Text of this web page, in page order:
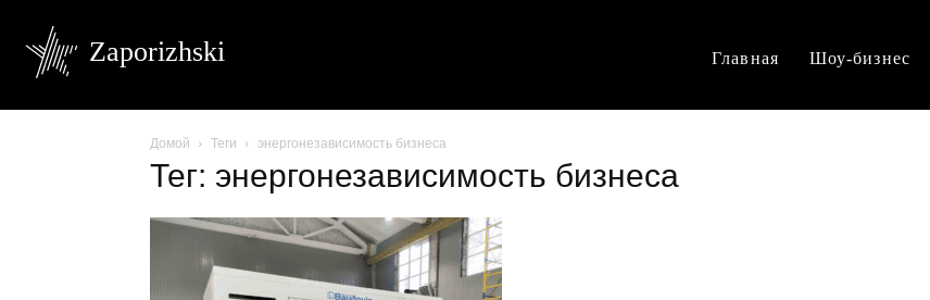
Zaporizhski Главная Шоу-бизнес
Домой Теги энергонезависимость бизнеса
Тег: энергонезависимость бизнеса